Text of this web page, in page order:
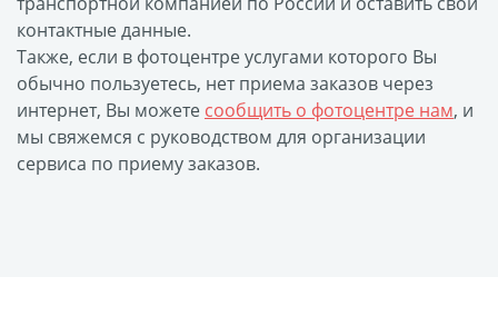
Портфолио
Замки с фотографией
Зажигалки
Украшение подвеска
Латексная печать
контактные данные.
Также, если в фотоцентре услугами которого Вы
обычно пользуетесь, нет приема заказов через
интернет, Вы можете сообщить о фотоцентре нам, и
мы свяжемся с руководством для организации
сервиса по приему заказов.